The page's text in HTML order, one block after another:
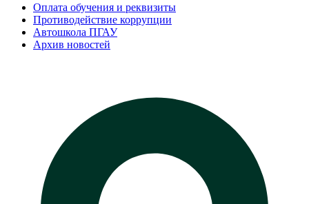
Оплата обучения и реквизиты
Противодействие коррупции
Автошкола ПГАУ
Архив новостей